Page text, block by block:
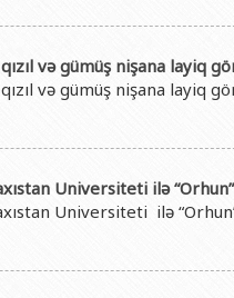
və gümüş nişana layiq
və gümüş nişana layiq
Universiteti ilə
Universiteti ilə